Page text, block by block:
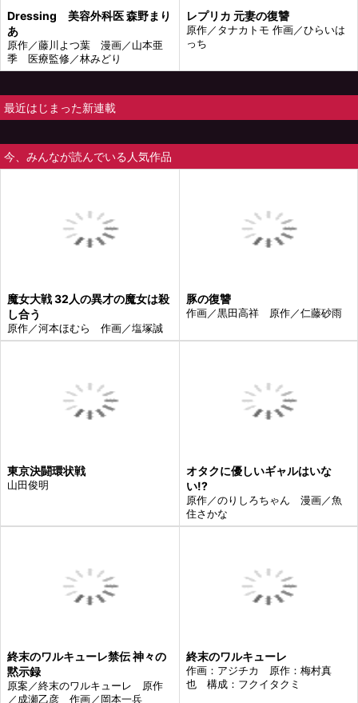
Dressing 美容外科医 森野まり
あ
原作／藤川よつ葉 漫画／山本亜
季 医療監修／林みどり
レプリカ 元妻の復讐
原作／タナカトモ 作画／ひらいは
っち
最近はじまった新連載
今、みんなが読んでいる人気作品
魔女大戦 32人の異才の魔女は殺
し合う
原作／河本ほむら 作画／塩塚誠
豚の復讐
作画／黒田高祥 原作／仁藤砂雨
東京決闘環状戦
山田俊明
オタクに優しいギャルはいな
い!?
原作／のりしろちゃん 漫画／魚
住さかな
終末のワルキューレ禁伝 神々の
黙示録
原案／終末のワルキューレ 原作
／成瀬乙彦 作画／岡本一兵
終末のワルキューレ
作画：アジチカ 原作：梅村真
也 構成：フクイタクミ